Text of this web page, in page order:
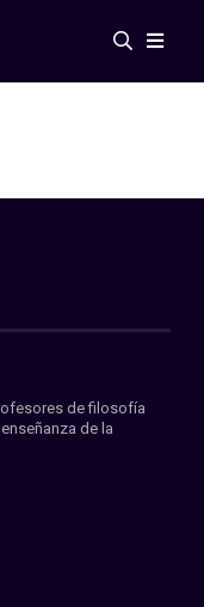
de filosofía
de la